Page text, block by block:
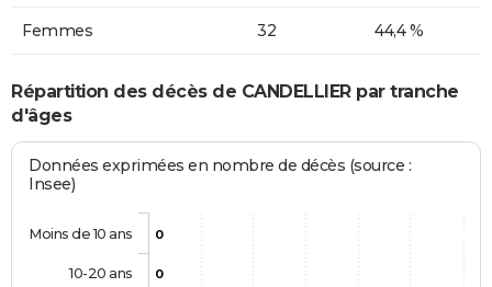
Femmes 32 44,4 %
Répartition des décès de CANDELLIER par tranche
d'âges
Données exprimées en nombre de décès (source :
Insee)
0
0
Moins de 10 ans
10-20 ans